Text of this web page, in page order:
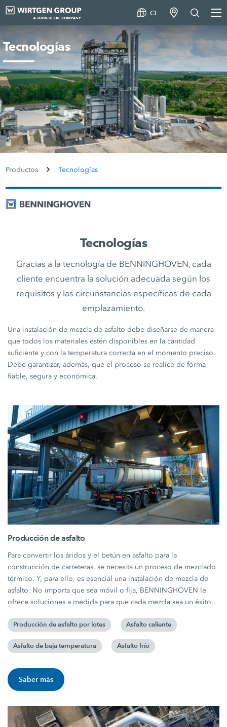
CL
Tecnologías
Productos Tecnologías
Tecnologías
Gracias a la tecnología de BENNINGHOVEN, cada
cliente encuentra la solución adecuada según los
requisitos y las circunstancias específicas de cada
emplazamiento.
Una instalación de mezcla de asfalto debe diseñarse de manera
que todos los materiales estén disponibles en la cantidad
suficiente y con la temperatura correcta en el momento preciso.
Debe garantizar, además, que el proceso se realice de forma
fiable, segura y económica.
Producción de asfalto
Para convertir los áridos y el betún en asfalto para la
construcción de carreteras, se necesita un proceso de mezclado
térmico. Y, para ello, es esencial una instalación de mezcla de
asfalto. No importa que sea móvil o fija, BENNINGHOVEN le
ofrece soluciones a medida para que cada mezcla sea un éxito.
Producción de asfalto por lotes Asfalto caliente
Asfalto de baja temperatura Asfalto frío
Saber más